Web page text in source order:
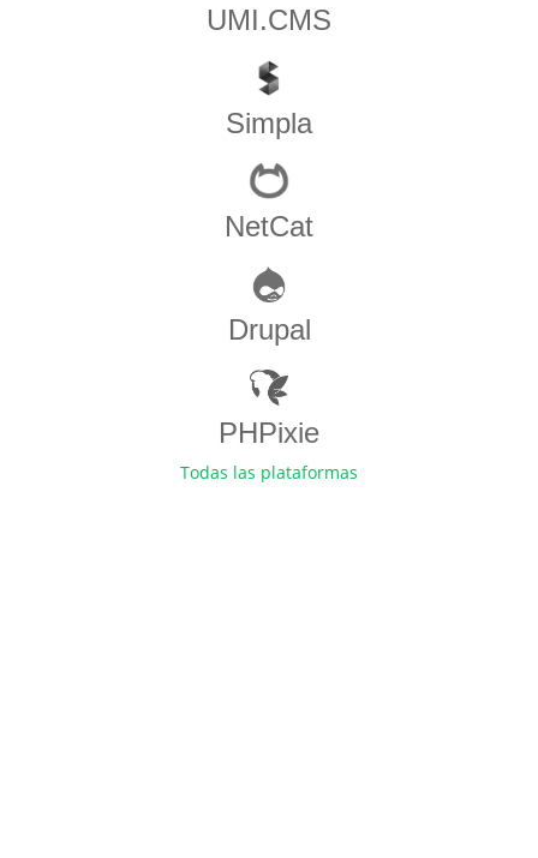
UMI.CMS
Simpla
NetCat
Drupal
PHPixie
Todas las plataformas